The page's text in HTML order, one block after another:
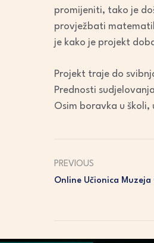
promijeniti, tako je
provježbati
je kako je projekt
Projekt traje do
Prednosti
Osim boravka u školi,
PREVIOUS
Online Učionica